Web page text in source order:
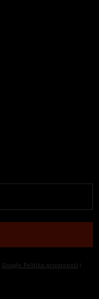
Google Politika privatnosti i